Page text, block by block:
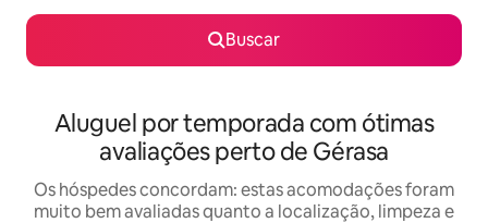
Buscar
Aluguel por temporada com ótimas
avaliações perto de Gérasa
Os hóspedes concordam: estas acomodações foram
muito bem avaliadas quanto a localização, limpeza e